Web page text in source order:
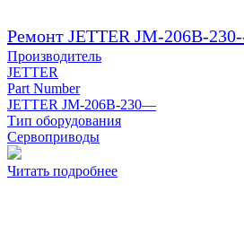
Ремонт JETTER JM-206B-
Производитель
JETTER
Part Number
JETTER JM-206B-230—
Тип оборудования
Сервоприводы
Читать подробнее